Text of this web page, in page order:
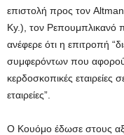
επιστολή προς τον
Ky.), τον Ρεπουμπλικανό
ανέφερε ότι η επιτροπή
συμφερόντων που
κερδοσκοπικές εταιρείες
εταιρείες”.
Ο Κουόμο έδωσε στους